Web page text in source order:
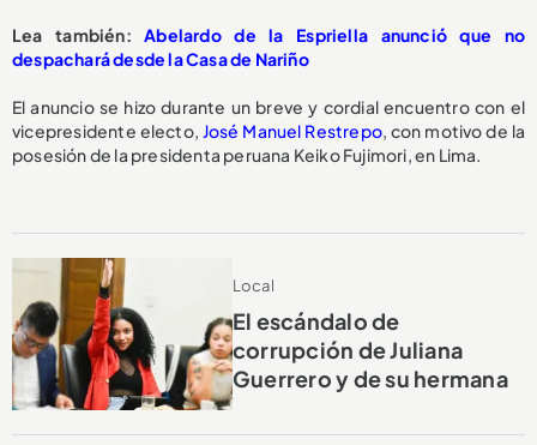
Lea también:Abelardo de la Espriella anunció que no
despachará desde la Casa de Nariño
El anuncio se hizo durante un breve y cordial encuentro con el
vicepresidente electo, José Manuel Restrepo, con motivo de la
posesión de la presidenta peruana Keiko Fujimori, en Lima.
Local
El escándalo de
corrupción de Juliana
Guerrero y de su hermana